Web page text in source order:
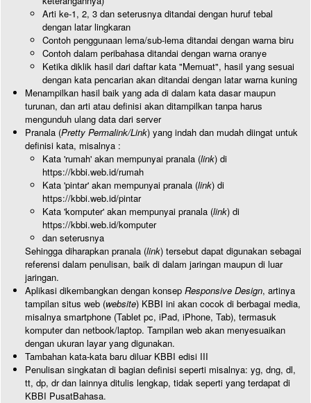
Arti ke-1, 2, 3 dan seterusnya ditandai dengan huruf tebal
dengan latar lingkaran
Contoh penggunaan lema/sub-lema ditandai dengan warna biru
Contoh dalam peribahasa ditandai dengan warna oranye
Ketika diklik hasil dari daftar kata "Memuat", hasil yang sesuai
dengan kata pencarian akan ditandai dengan latar warna kuning
Menampilkan hasil baik yang ada di dalam kata dasar maupun
turunan, dan arti atau definisi akan ditampilkan tanpa harus
mengunduh ulang data dari server
Pranala (Pretty Permalink/Link) yang indah dan mudah diingat untuk
definisi kata, misalnya :
Kata 'rumah' akan mempunyai pranala (link) di
https://kbbi.web.id/rumah
Kata 'pintar' akan mempunyai pranala (link) di
https://kbbi.web.id/pintar
Kata 'komputer' akan mempunyai pranala (link) di
https://kbbi.web.id/komputer
dan seterusnya
Sehingga diharapkan pranala (link) tersebut dapat digunakan sebagai
referensi dalam penulisan, baik di dalam jaringan maupun di luar
jaringan.
Aplikasi dikembangkan dengan konsep Responsive Design, artinya
tampilan situs web (website) KBBI ini akan cocok di berbagai media,
misalnya smartphone (Tablet pc, iPad, iPhone, Tab), termasuk
komputer dan netbook/laptop. Tampilan web akan menyesuaikan
dengan ukuran layar yang digunakan.
Tambahan kata-kata baru diluar KBBI edisi III
Penulisan singkatan di bagian definisi seperti misalnya: yg, dng, dl,
tt, dp, dr dan lainnya ditulis lengkap, tidak seperti yang terdapat di
KBBI PusatBahasa.